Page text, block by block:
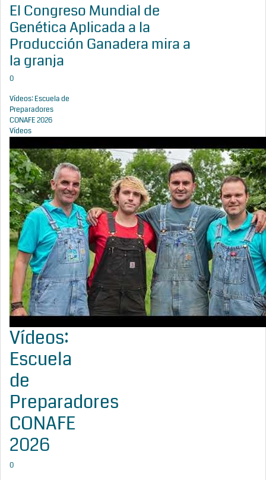
El Congreso Mundial de
Genética Aplicada a la
Producción Ganadera mira a
la granja
0
Vídeos: Escuela de
Preparadores
CONAFE 2026
Vídeos
Vídeos:
Escuela
de
Preparadores
CONAFE
2026
0